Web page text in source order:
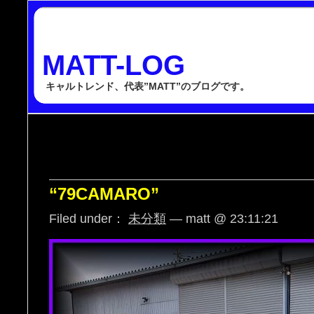
MATT-LOG
キャルトレンド、代表”MATT”のブログです。
“79CAMARO”
Filed under： 未分類 — matt @ 23:11:21